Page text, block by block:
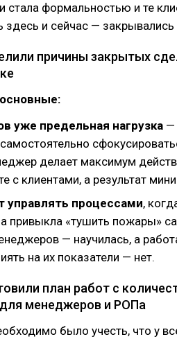
стала формальностью и те
здесь и сейчас — закрывались
причины закрытых
уже предельная нагрузка —
делает максимум
с клиентами, а результат
управлять процессами,
привыкла «тушить пожары»
— научилась, а
на их показатели — нет.
план работ с
менеджеров и РОПа
было учесть, что у